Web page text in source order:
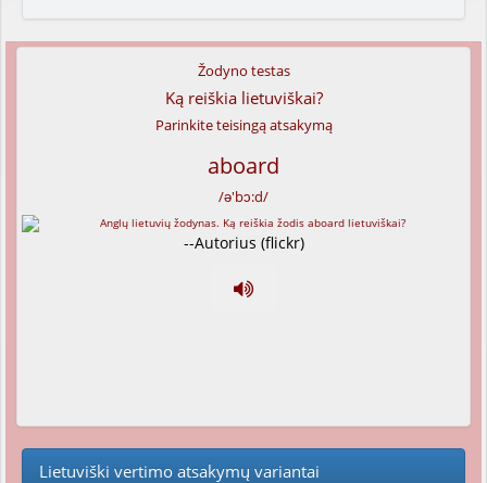
Žodyno testas
Ką reiškia lietuviškai?
Parinkite teisingą atsakymą
aboard
/ə'bɔ:d/
--Autorius (flickr)
Lietuviški vertimo atsakymų variantai